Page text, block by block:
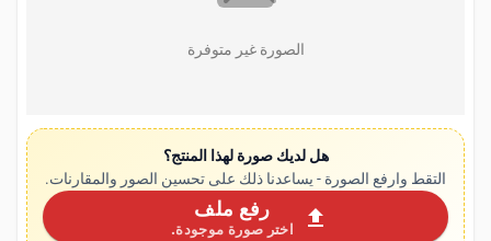
الصورة غير متوفرة
هل لديك صورة لهذا المنتج؟
التقط وارفع الصورة - يساعدنا ذلك على تحسين الصور والمقارنات.
upload رفع ملف
اختر صورة موجودة.